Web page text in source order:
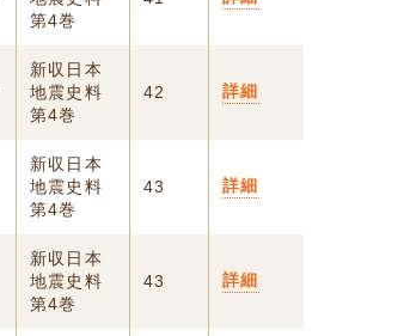
第4巻
新収日本
地震史料
第4巻
42 詳細
新収日本
地震史料
第4巻
43 詳細
新収日本
地震史料
第4巻
43 詳細